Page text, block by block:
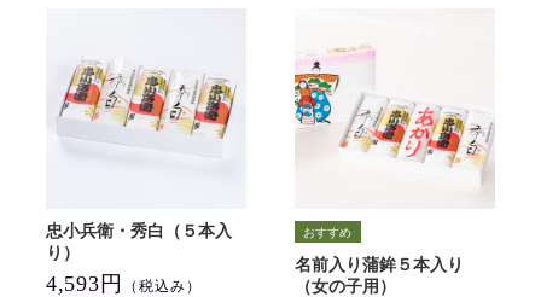
忠小兵衛・秀白（５本入
り）
4,593円 （税込み）
名前入り蒲鉾５本入り
（女の子用）